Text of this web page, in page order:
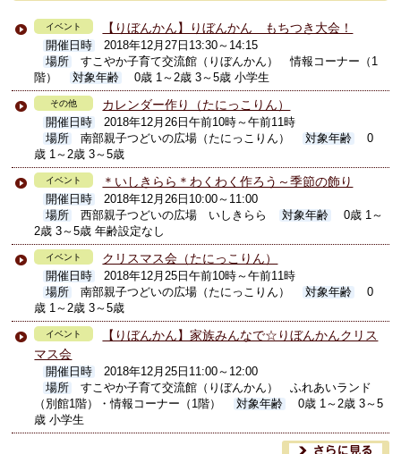
イベント 【りぼんかん】りぼんかん もちつき大会！
開催日時
2018年12月27日13:30～14:15
場所
すこやか子育て交流館（りぼんかん） 情報コーナー（1
階）
対象年齢 0歳 1～2歳 3～5歳 小学生
その他 カレンダー作り（たにっこりん）
開催日時
2018年12月26日午前10時～午前11時
場所
南部親子つどいの広場（たにっこりん） 対象年齢
0
歳 1～2歳 3～5歳
イベント ＊いしきらら＊わくわく作ろう～季節の飾り
開催日時
2018年12月26日10:00～11:00
場所
西部親子つどいの広場 いしきらら 対象年齢
0歳 1～
2歳 3～5歳 年齢設定なし
イベント クリスマス会（たにっこりん）
開催日時
2018年12月25日午前10時～午前11時
場所
南部親子つどいの広場（たにっこりん） 対象年齢
0
歳 1～2歳 3～5歳
イベント
【りぼんかん】家族みんなで☆りぼんかんクリス
マス会
開催日時
2018年12月25日11:00～12:00
場所
すこやか子育て交流館（りぼんかん） ふれあいランド
（別館1階）・情報コーナー（1階）
対象年齢
0歳 1～2歳 3～5
歳 小学生